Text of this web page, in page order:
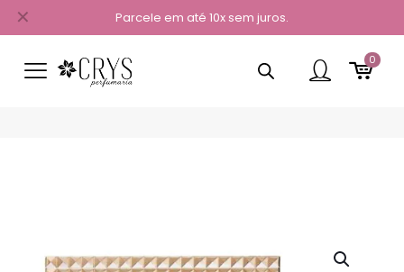
Parcele em até 10x sem juros.
✕
0